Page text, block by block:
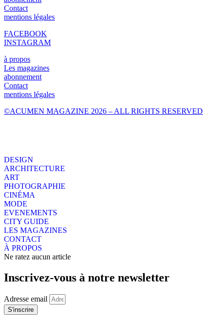
Contact
mentions légales
FACEBOOK
INSTAGRAM
à propos
Les magazines
abonnement
Contact
mentions légales
©ACUMEN MAGAZINE 2026 – ALL RIGHTS RESERVED
DESIGN
ARCHITECTURE
ART
PHOTOGRAPHIE
CINÉMA
MODE
EVENEMENTS
CITY GUIDE
LES MAGAZINES
CONTACT
À PROPOS
Ne ratez aucun article
Inscrivez-vous à notre newsletter
Adresse email
S'inscrire